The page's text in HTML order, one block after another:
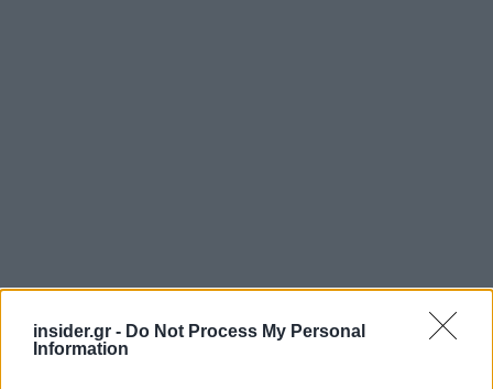
insider.gr - Do Not Process My Personal
Information